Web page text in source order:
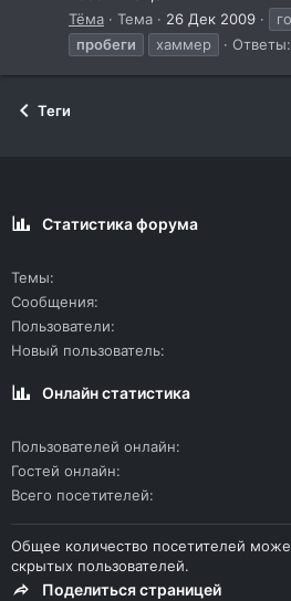
Тёма
Тема 26 Дек 2009
пробеги
хаммер
Теги
Статистика форума
Темы
Сообщения
Пользователи
Новый пользователь
Онлайн статистика
Пользователей онлайн
Гостей онлайн
Всего посетителей
Общее количество посетителей
скрытых пользователей.
Поделиться страницей